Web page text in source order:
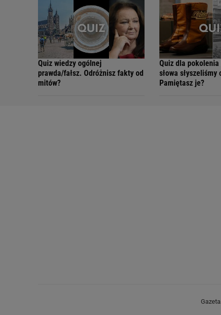
Quiz wiedzy ogólnej
prawda/fałsz. Odróżnisz fakty od
mitów?
Quiz dla pokolenia
słowa słyszeliśmy
Pamiętasz je?